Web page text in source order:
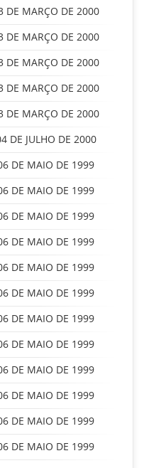
DE MARÇO DE 2000
DE MARÇO DE 2000
DE MARÇO DE 2000
DE MARÇO DE 2000
DE MARÇO DE 2000
DE JULHO DE 2000
DE MAIO DE 1999
DE MAIO DE 1999
DE MAIO DE 1999
DE MAIO DE 1999
DE MAIO DE 1999
DE MAIO DE 1999
DE MAIO DE 1999
DE MAIO DE 1999
DE MAIO DE 1999
DE MAIO DE 1999
DE MAIO DE 1999
DE MAIO DE 1999